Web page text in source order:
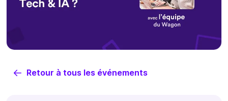
Retour à tous les événements